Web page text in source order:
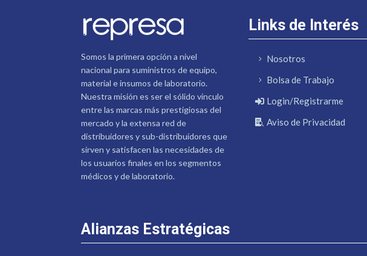
Somos la primera opción a nivel
nacional para suministros de equipo,
material e insumos de laboratorio.
Nuestra misión es ser el sólido vínculo
entre las marcas más prestigiosas del
mercado y la extensa red de
distribuidores y sub-distribuidores que
sirven y satisfacen las necesidades de
los usuarios finales en los segmentos
médicos y de laboratorio.
Links de Interés
Nosotros
Bolsa de Trabajo
Login/Registrarme
Aviso de Privacidad
Alianzas Estratégicas